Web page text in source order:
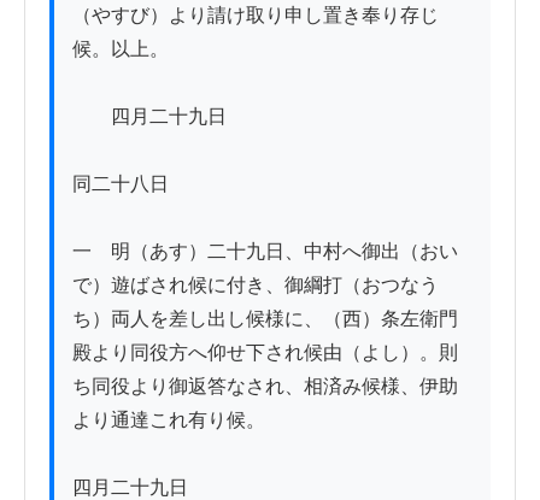
（やすび）より請け取り申し置き奉り存じ
候。以上。
四月二十九日
同二十八日
一　明（あす）二十九日、中村へ御出（おい
で）遊ばされ候に付き、御綱打（おつなう
ち）両人を差し出し候様に、（西）条左衛門
殿より同役方へ仰せ下され候由（よし）。則
ち同役より御返答なされ、相済み候様、伊助
より通達これ有り候。
四月二十九日